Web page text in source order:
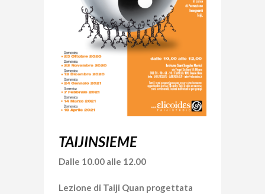
TAIJINSIEME
Dalle 10.00 alle 12.00
Lezione di Taiji Quan progettata